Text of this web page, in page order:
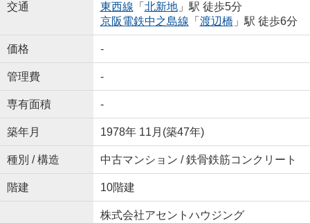
交通
東西線 「 北新地」駅 徒歩5分
京阪電鉄中之島線 「 渡辺橋 」駅 徒歩6分
価格 -
管理費 -
専有面積 -
築年月 1978年 11月(築47年)
種別 / 構造 中古マンション / 鉄骨鉄筋コンクリート
階建 10階建
株式会社アセントハウジング